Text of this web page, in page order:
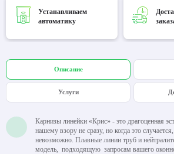
Устанавливаем
автоматику
Описание
Услуги
Карнизы линейки «Крис» - это драгоценная
нашему взору не сразу, но когда это
невозможно. Плавные линии труб и
модель, подходящую запросам вашего